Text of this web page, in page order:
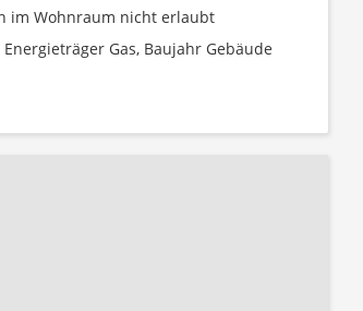
im Wohnraum nicht erlaubt
Gas, Baujahr Gebäude